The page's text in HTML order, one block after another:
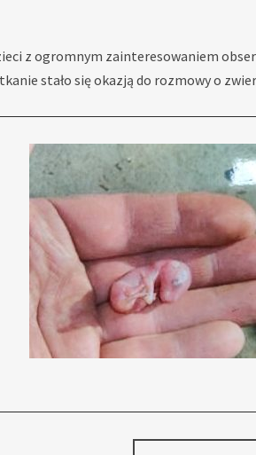
z ogromnym zainteresowaniem
stało się okazją do rozmowy o